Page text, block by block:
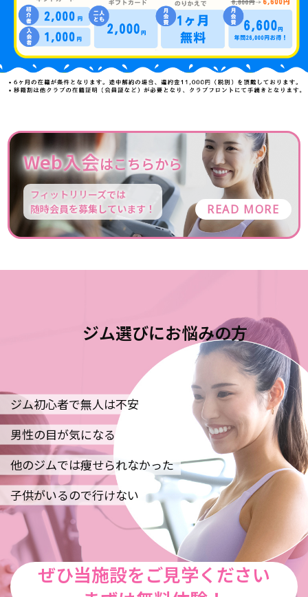
Web入会はこちらから
フィットリリーズでは
随時会員を募集しています！
READ MORE
ジム選びにお悩みの方
ジム初心者で無人は不安
男性の目が気になる
他のジムでは痩せられなかった
子供がいるので行けない
ぜひ当施設をご見学ください